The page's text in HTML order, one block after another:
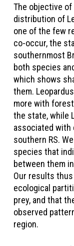
The objective
distribution of
one of the few
co-occur, the
southernmost
both species
which shows
them.
more with
the state, while
associated with
southern RS.
species that
between them
Our results
ecological
prey, and that
observed
region.